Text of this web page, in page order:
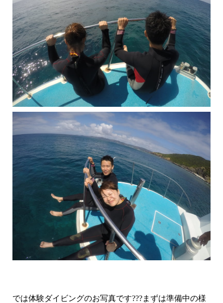
では体験ダイビングのお写真です???まずは準備中の様